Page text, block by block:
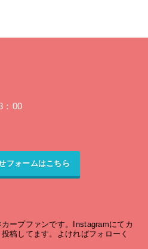
：00
フォームはこちら
ープファンです。Instagramにてカ
稿してます。よければフォローく